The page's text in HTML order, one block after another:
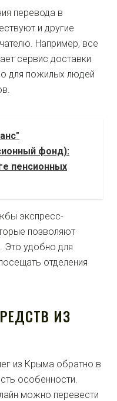
перевода в
и другие
Например, все
сервис доставки
для пожилых людей
фонд):
пенсионных
экспресс-
позволяют
Это удобно для
отделения
ИЗ
из Крыма обратно в
особенности.
можно перевести